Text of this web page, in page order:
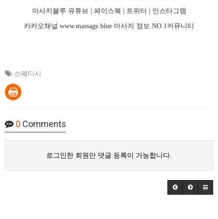
마사지블루 유튜브 | 페이스북 | 트위터 | 인스타그램
카카오채널 www.massage.blue 마사지 정보 NO.1커뮤니티
스웨디시
0 Comments
로그인한 회원만 댓글 등록이 가능합니다.